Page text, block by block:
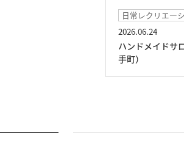
イドサロン（チャームプレミア山